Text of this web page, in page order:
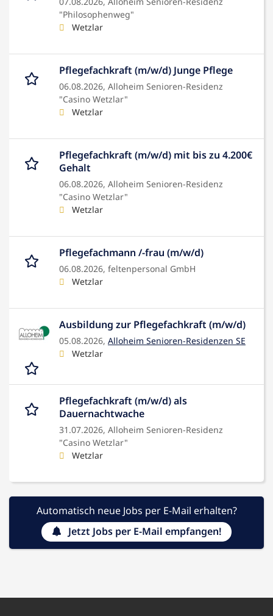
"Philosophenweg"
Wetzlar
Pflegefachkraft (m/w/d) Junge Pflege
06.08.2026, Alloheim Senioren-Residenz
"Casino Wetzlar"
Wetzlar
Pflegefachkraft (m/w/d) mit bis zu 4.200€
Gehalt
06.08.2026, Alloheim Senioren-Residenz
"Casino Wetzlar"
Wetzlar
Pflegefachmann /-frau (m/w/d)
06.08.2026, feltenpersonal GmbH
Wetzlar
Ausbildung zur Pflegefachkraft (m/w/d)
05.08.2026, Alloheim Senioren-Residenzen SE
Wetzlar
Pflegefachkraft (m/w/d) als
Dauernachtwache
31.07.2026, Alloheim Senioren-Residenz
"Casino Wetzlar"
Wetzlar
Automatisch neue Jobs per E-Mail erhalten?
Jetzt Jobs per E-Mail empfangen!